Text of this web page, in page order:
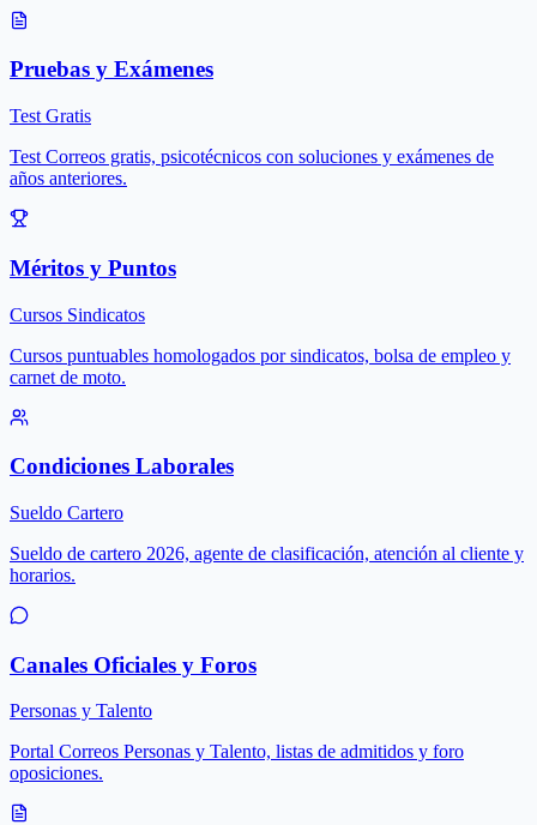
Pruebas y Exámenes
Test Gratis
Test Correos gratis, psicotécnicos con soluciones y exámenes de
años anteriores.
Méritos y Puntos
Cursos Sindicatos
Cursos puntuables homologados por sindicatos, bolsa de empleo y
carnet de moto.
Condiciones Laborales
Sueldo Cartero
Sueldo de cartero 2026, agente de clasificación, atención al cliente y
horarios.
Canales Oficiales y Foros
Personas y Talento
Portal Correos Personas y Talento, listas de admitidos y foro
oposiciones.